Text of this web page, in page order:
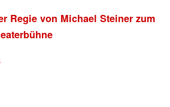
Regie von Michael Steiner zum